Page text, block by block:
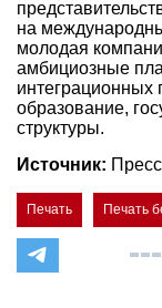
на
молодая
амбициозные
интеграционных
образование,
структуры.
Источник:
Печать Печать